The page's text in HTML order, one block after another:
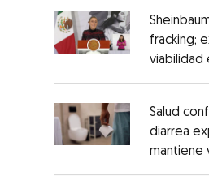
Opens in new window
fracking;
viabilidad
Opens in new window
Salud
diarrea
mantiene